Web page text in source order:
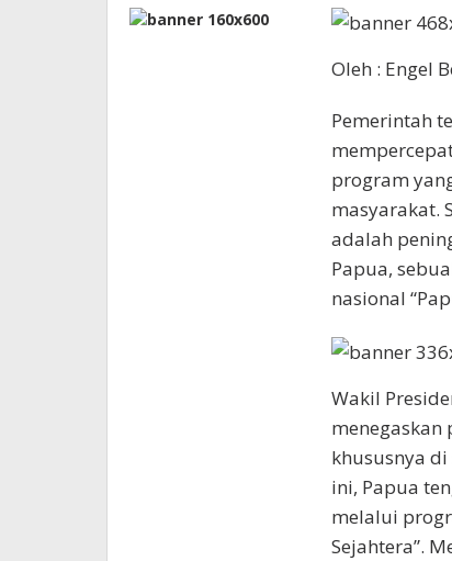
Oleh : Engel
Pemerintah
program
masyarakat.
adalah
Papua,
nasional
Wakil
menegaskan
khususnya
ini, Papua
melalui
Sejahtera”.